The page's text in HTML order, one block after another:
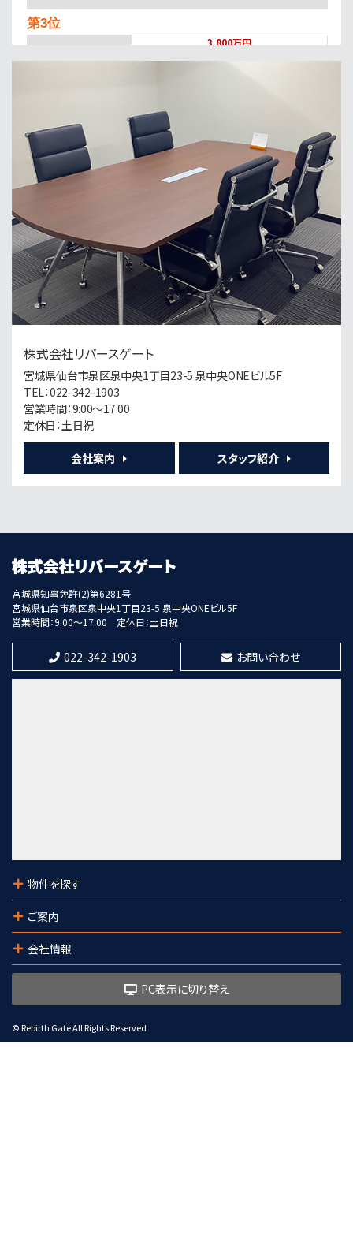
第3位
3,800万円
1111.14㎡
第4位
1,880万円
利回 11.3%
北仙台駅
歩14分
第5位
8,000万円
利回6.1%
長町南駅
歩20分
第6位
第7位
東照宮駅
第8位
北四番丁駅
歩13分
陸前高砂駅
株式会社リバースゲート
宮城県仙台市泉区泉中央1丁目23-5 泉中央ONEビル5F
TEL：022-342-1903
営業時間：9:00～17:00
定休日：土日祝
会社案内 スタッフ紹介
宮城県知事免許(2)第6281号
宮城県仙台市泉区泉中央1丁目23-5 泉中央ONEビル5F
営業時間：9:00～17:00
定休日：土日祝
022-342-1903 お問い合わせ
物件を探す
ご案内
会社情報
PC表示に切り替え
© Rebirth Gate All Rights Reserved